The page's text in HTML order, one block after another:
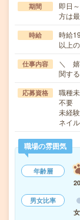
期間
即日
方は
時給
時給
以上
仕事内容
＼ 嬉
関す
応募資格
職種
不要
未経
ネイ
職場の雰囲気
年齢層
男女比率